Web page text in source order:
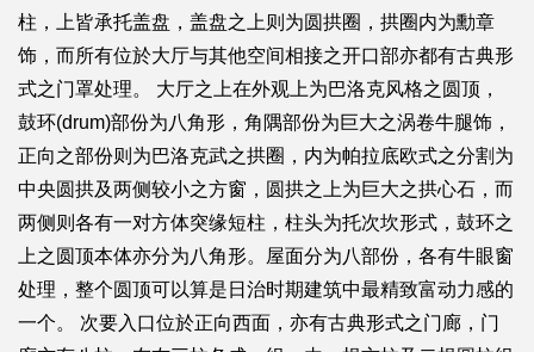
柱，上皆承托盖盘，盖盘之上则为圆拱圈，拱圈内为勳章
饰，而所有位於大厅与其他空间相接之开口部亦都有古典形
式之门罩处理。 大厅之上在外观上为巴洛克风格之圆顶，
鼓环(drum)部份为八角形，角隅部份为巨大之涡卷牛腿饰，
正向之部份则为巴洛克武之拱圈，内为帕拉底欧式之分割为
中央圆拱及两侧较小之方窗，圆拱之上为巨大之拱心石，而
两侧则各有一对方体突缘短柱，柱头为托次坎形式，鼓环之
上之圆顶本体亦分为八角形。屋面分为八部份，各有牛眼窗
处理，整个圆顶可以算是日治时期建筑中最精致富动力感的
一个。 次要入口位於正向西面，亦有古典形式之门廊，门